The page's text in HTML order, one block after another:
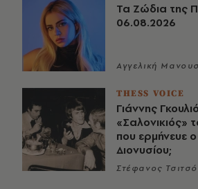
Τα Ζώδια της
06.08.2026
Αγγελική
THESS VOICE
Γιάννης
«Σαλονικιός»
που ερμήνευε
Διονυσίου;
Στέφανος